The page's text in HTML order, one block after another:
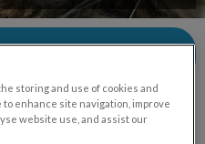
storing and use of cookies and
enhance site navigation, improve
website use, and assist our